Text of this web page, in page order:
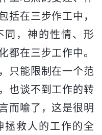
括在三步作工中，
同，神的性情、形
都在三步工作中。
只能限制在一个范
也谈不到工作的转
而喻了，这是很明
拯救人的工作的全